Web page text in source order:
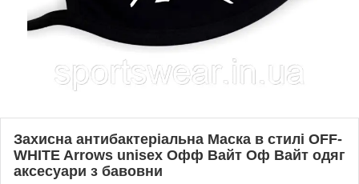
Захисна антибактеріальна Маска в стилі OFF-
WHITE Arrows unisex Офф Вайт Оф Вайт одяг
аксесуари з бавовни